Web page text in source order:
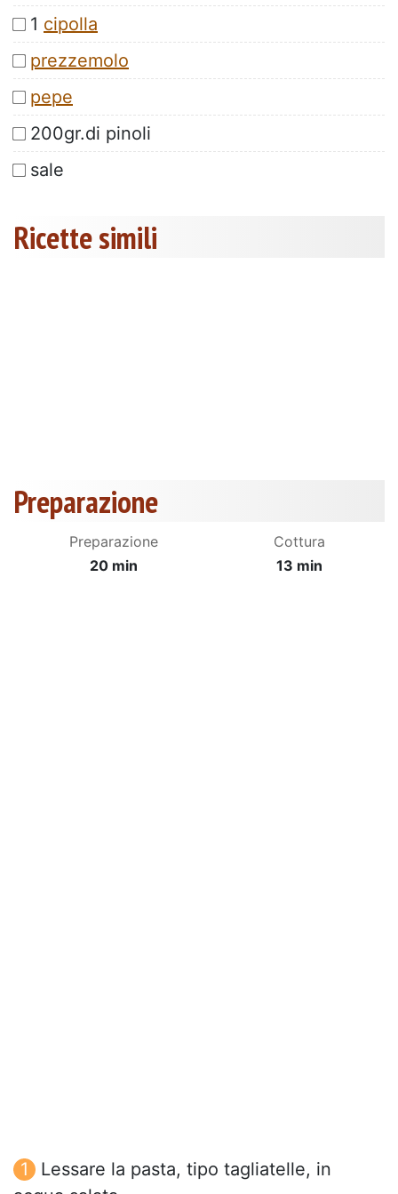
1 cipolla
prezzemolo
pepe
200gr.di pinoli
sale
Ricette simili
Preparazione
Preparazione
20 min
Cottura
13 min
Lessare la pasta, tipo tagliatelle, in